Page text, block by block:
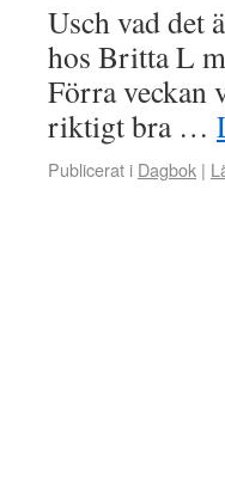
Usch vad det
hos Britta L
Förra veckan
riktigt bra …
Publicerat i Dagbok |